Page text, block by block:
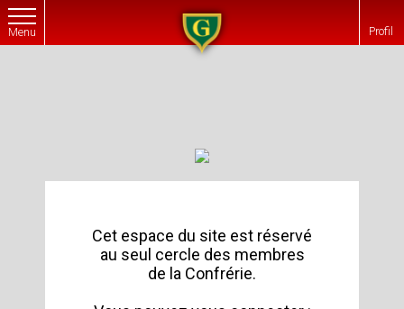
Menu Profil
Cet espace du site est réservé
au seul cercle des membres
de la Confrérie.